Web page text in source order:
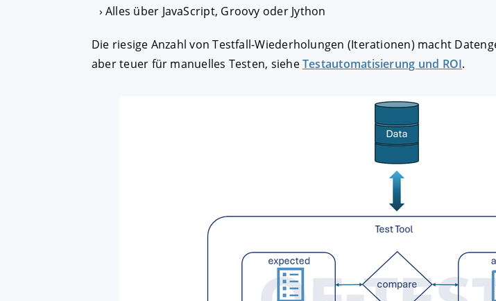
Alles über JavaScript, Groovy oder Jython
Die riesige Anzahl von Testfall-Wiederholungen (Iterationen) macht
aber teuer für manuelles Testen, sieheTestautomatisierung und ROI.